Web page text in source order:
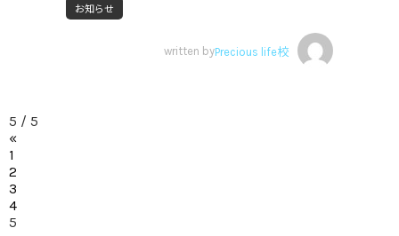
お知らせ
written byPrecious life校
5 / 5
«
1
2
3
4
5